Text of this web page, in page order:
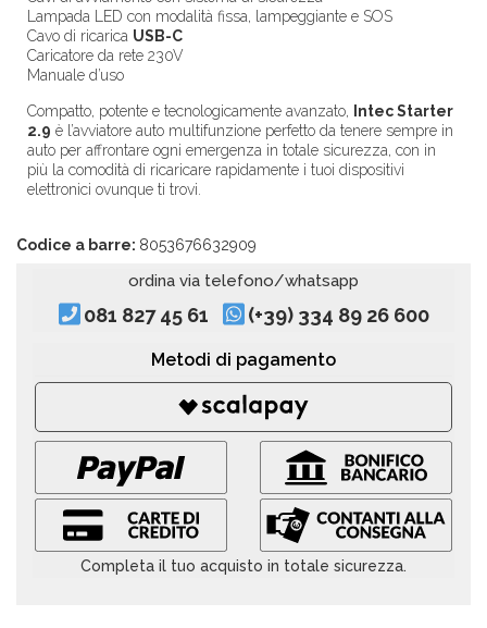
Lampada LED con modalità fissa, lampeggiante e SOS
Cavo di ricarica USB-C
Caricatore da rete 230V
Manuale d’uso
Compatto, potente e tecnologicamente avanzato,
Intec Starter
2.9 è l’avviatore auto multifunzione perfetto da tenere sempre in
auto per affrontare ogni emergenza in totale sicurezza, con in
più la comodità di ricaricare rapidamente i tuoi dispositivi
elettronici ovunque ti trovi.
Codice a barre: 8053676632909
ordina via telefono/whatsapp
081 827 45 61 (+39) 334 89 26 600
Metodi di pagamento
Completa il tuo acquisto in totale sicurezza.